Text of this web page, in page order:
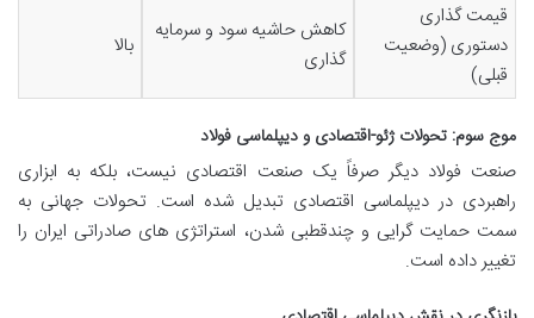
قیمت گذاری
دستوری (وضعیت
قبلی)
کاهش حاشیه سود و سرمایه
گذاری
بالا
موج سوم: تحولات ژئو-اقتصادی و دیپلماسی فولاد
صنعت فولاد دیگر صرفاً یک صنعت اقتصادی نیست، بلکه به ابزاری
راهبردی در دیپلماسی اقتصادی تبدیل شده است. تحولات جهانی به
سمت حمایت گرایی و چندقطبی شدن، استراتژی های صادراتی ایران را
تغییر داده است.